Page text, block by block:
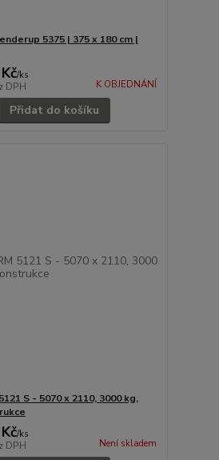
5375 | 375 x 180 cm |
/ks
DPH K OBJEDNÁNÍ
Přidat do košíku
S - 5070 x 2110, 3000 kg,
/ks
DPH Není skladem